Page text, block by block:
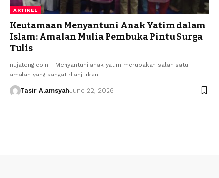
ARTIKEL
Keutamaan Menyantuni Anak Yatim dalam
Islam: Amalan Mulia Pembuka Pintu Surga
Tulis
nujateng.com - Menyantuni anak yatim merupakan salah satu
amalan yang sangat dianjurkan…
Tasir AlamsyahJune 22, 2026